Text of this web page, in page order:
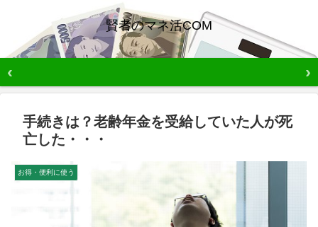
賢者のマネ活COM
手続きは？老齢年金を受給していた人が死
亡した・・・
お得・便利に使う